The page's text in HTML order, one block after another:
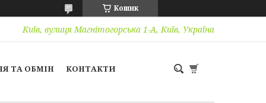
Кошик
Київ, вулиця Магнітогорська 1-А, Київ, Україна
ТА ОБМІН КОНТАКТИ